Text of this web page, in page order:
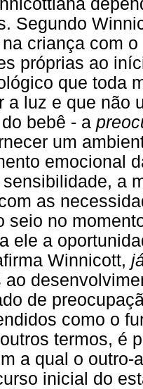
Segundo
criança com
próprias ao
que toda
a luz e que não
bebê - a
um
emocional
a
as
seio no
ele a
Winnicott,
ao
de
como o
termos, é
a qual o outro-
inicial do